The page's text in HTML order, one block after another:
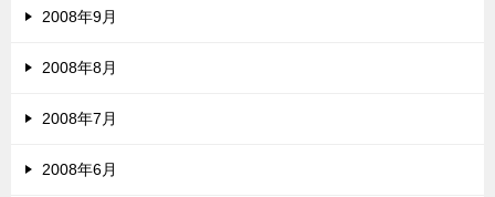
2008年9月
2008年8月
2008年7月
2008年6月